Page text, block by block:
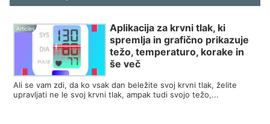
Articles
Aplikacija za krvni tlak, ki
spremlja in grafično prikazuje
težo, temperaturo, korake in
še več
Ali se vam zdi, da ko vsak dan beležite svoj krvni tlak, želite
upravljati ne le svoj krvni tlak, ampak tudi svojo težo,...